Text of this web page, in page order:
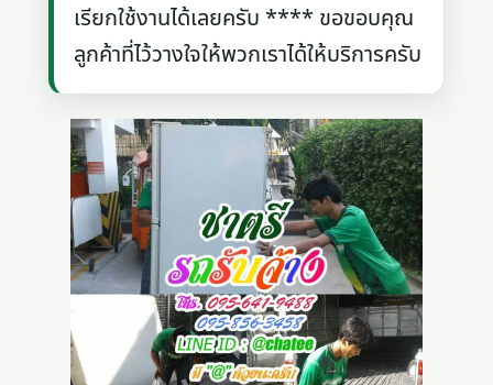
เรียกใช้งานได้เลยครับ **** ขอขอบคุณ
ลูกค้าที่ไว้วางใจให้พวกเราได้ให้บริการครับ